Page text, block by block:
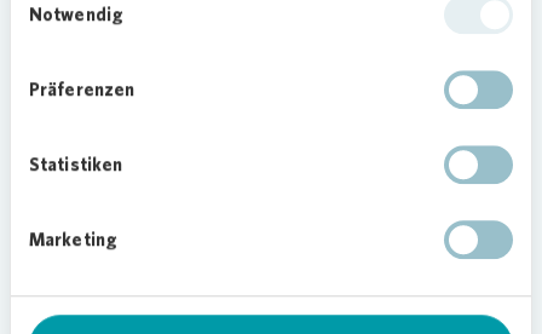
Notwendig
Präferenzen
Statistiken
Marketing
Loading...